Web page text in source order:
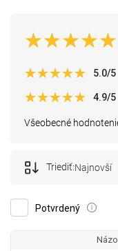
Všeobecné
5.0/5
4.9/5
Potvrdený
Triediť:Najnovší